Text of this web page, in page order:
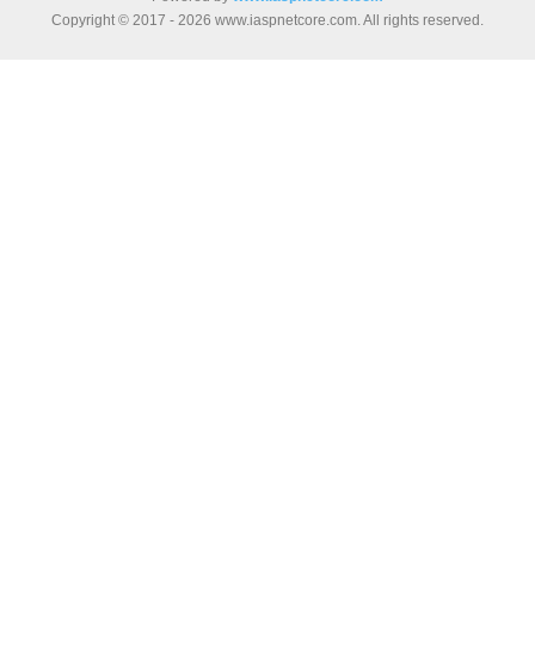
Copyright © 2017 - 2026 www.iaspnetcore.com. All rights reserved.